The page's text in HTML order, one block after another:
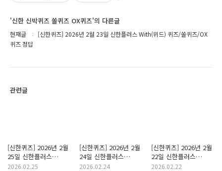
'신한 신박퀴즈 쏠퀴즈 OX퀴즈'의 다른글
현재글
[신한퀴즈] 2026년 2월 23일 신한플러스 With(위드) 퀴즈/쏠퀴즈/OX
퀴즈 정답
관련글
[신한퀴즈] 2026년 2월
25일 신한플러스
With(위드) 퀴즈/
2026.02.25
[신한퀴즈] 2026년 2월
24일 신한플러스
With(위드) 퀴즈/
2026.02.24
[신한퀴즈] 2026년 2월
22일 신한플러스
With(위드) 퀴즈/
2026.02.22